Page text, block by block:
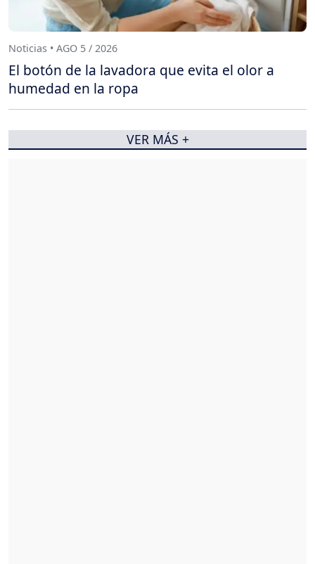
Noticias • AGO 5 / 2026
El botón de la lavadora que evita el olor a
humedad en la ropa
VER MÁS +